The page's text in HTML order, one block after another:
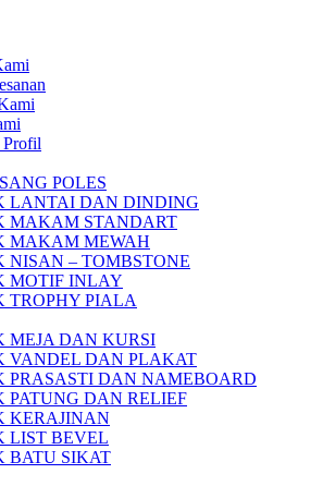
Profil
POLES
LANTAI DAN DINDING
MAKAM STANDART
MAKAM MEWAH
NISAN – TOMBSTONE
MOTIF INLAY
TROPHY PIALA
MEJA DAN KURSI
VANDEL DAN PLAKAT
PRASASTI DAN NAMEBOARD
PATUNG DAN RELIEF
KERAJINAN
LIST BEVEL
BATU SIKAT